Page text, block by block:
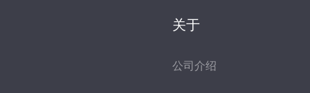
关于
公司介绍